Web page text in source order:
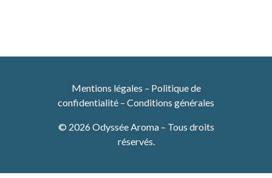
Mentions légales – Politique de
confidentialité – Conditions générales
© 2026 Odyssée Aroma – Tous droits
réservés.